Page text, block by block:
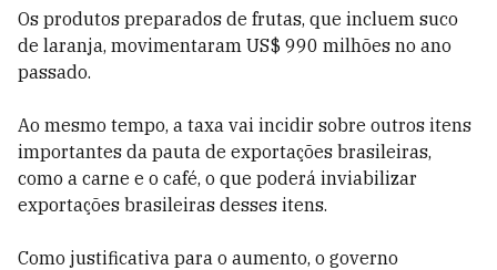
Os produtos preparados de frutas, que incluem suco
de laranja, movimentaram US$ 990 milhões no ano
passado.
Ao mesmo tempo, a taxa vai incidir sobre outros itens
importantes da pauta de exportações brasileiras,
como a carne e o café, o que poderá inviabilizar
exportações brasileiras desses itens.
Como justificativa para o aumento, o governo